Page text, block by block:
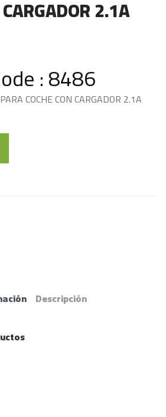
2.1A
: 8486
COCHE CON CARGADOR 2.1A
Descripción